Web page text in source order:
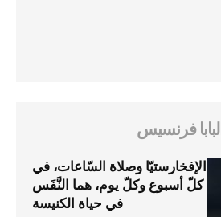
البابا فرنسيس
الإفخارستيّا وصلاة السّاعات، في
كلّ أسبوع وكلّ يوم، هما النَّفَس
في حياة الكنيسة